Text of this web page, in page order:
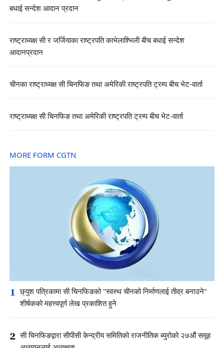
बधाई सन्देश आदान प्रदान
राष्ट्राध्यक्ष सी र जर्जियाका राष्ट्रपति काभेलाश्भिली बीच बधाई सन्देश
आदानप्रदान
चीनका राष्ट्राध्यक्ष सी चिनफिङ तथा अमेरिकी राष्ट्रपति ट्रम्प बीच भेट-वार्ता
राष्ट्राध्यक्ष सी चिनफिङ तथा अमेरिकी राष्ट्रपति ट्रम्प बीच भेट-वार्ता
MORE FORM CGTN
1 छ्युश पत्रिकामा सी चिनफिङको "स्वस्थ चीनको निर्माणलाई तीव्र बनाउने"
शीर्षकको महत्त्वपूर्ण लेख प्रकाशित हुने
2 सी चिनफिङद्वारा सीपीसी केन्द्रीय समितिको राजनीतिक ब्युरोको २७औं समूह